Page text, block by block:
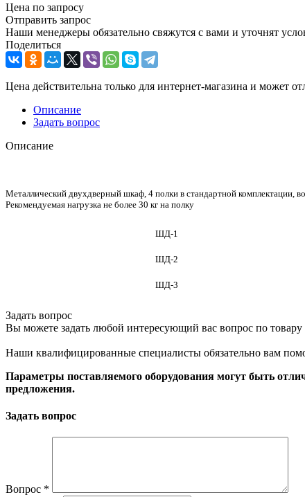
Цена по запросу
Отправить запрос
Наши менеджеры обязательно свяжутся с вами и уточнят
Поделиться
Цена действительна только для интернет-магазина и может
Описание
Задать вопрос
Описание
Металлический двухдверный шкаф, 4 полки в стандартной комплектации,
Рекомендуемая нагрузка не более 30 кг на полку
ШД-1
ШД-2
ШД-3
Задать вопрос
Вы можете задать любой интересующий вас вопрос по товару
Наши квалифицированные специалисты обязательно вам
Параметры поставляемого оборудования могут быть
предложения.
Задать вопрос
Вопрос *